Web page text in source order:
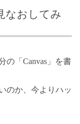
なおしてみ
の「Canvas」を書
のか、今よりハッ